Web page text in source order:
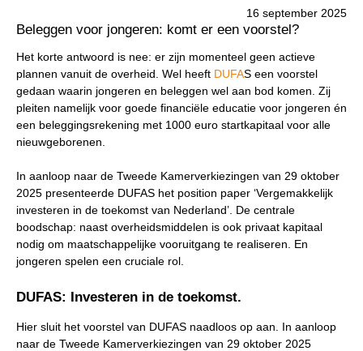
16 september 2025
Beleggen voor jongeren: komt er een voorstel?
Het korte antwoord is nee: er zijn momenteel geen actieve
plannen vanuit de overheid. Wel heeft DUFAS een voorstel
gedaan waarin jongeren en beleggen wel aan bod komen. Zij
pleiten namelijk voor goede financiële educatie voor jongeren én
een beleggingsrekening met 1000 euro startkapitaal voor alle
nieuwgeborenen.
In aanloop naar de Tweede Kamerverkiezingen van 29 oktober
2025 presenteerde DUFAS het position paper ‘Vergemakkelijk
investeren in de toekomst van Nederland’ . De centrale
boodschap: naast overheidsmiddelen is ook privaat kapitaal
nodig om maatschappelijke vooruitgang te realiseren. En
jongeren spelen een cruciale rol.
DUFAS: Investeren in de toekomst.
Hier sluit het voorstel van DUFAS naadloos op aan. In aanloop
naar de Tweede Kamerverkiezingen van 29 oktober 2025
Wat wil je opzoeken?
Wil je graag de betekenis van een beleggingsterm
weten of is er een andere vraag die je graag
beantwoord wilt hebben? We helpen je graag een
Zoek
naar:
Zoekknop